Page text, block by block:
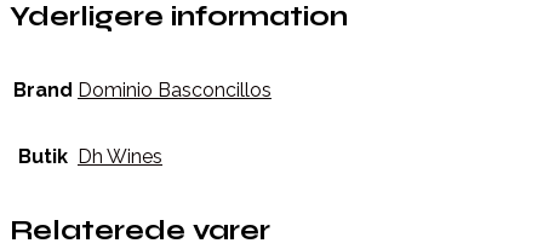
Yderligere information
Brand Dominio Basconcillos
Butik Dh Wines
Relaterede varer